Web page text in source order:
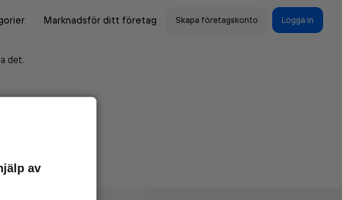
Marknadsför ditt företag Skapa företagskonto Logga in
det.
av